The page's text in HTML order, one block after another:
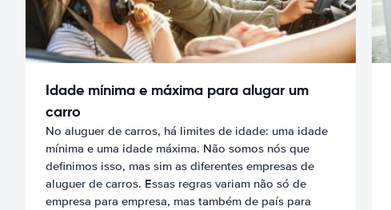
Idade mínima e máxima para alugar um
carro
No aluguer de carros, há limites de idade: uma idade
mínima e uma idade máxima. Não somos nós que
definimos isso, mas sim as diferentes empresas de
aluguer de carros. Essas regras variam não só de
empresa para empresa, mas também de país para